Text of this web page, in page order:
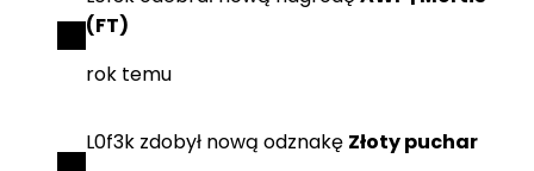
(FT)
rok temu
L0f3k zdobył nową odznakę Złoty puchar